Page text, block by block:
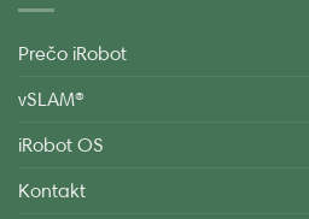
Prečo iRobot
vSLAM®
iRobot OS
Kontakt